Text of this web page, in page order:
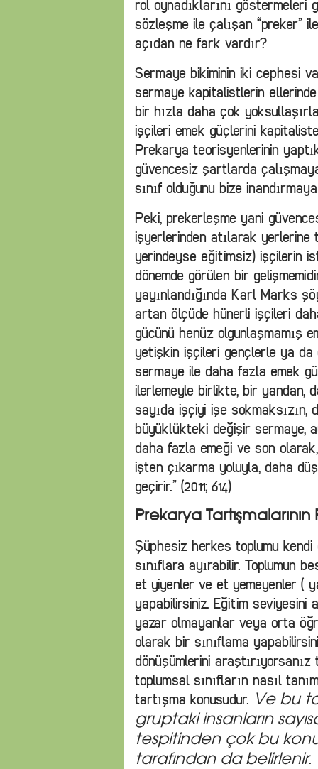
rol oynadıklarını
sözleşme ile çalışan “preker”
açıdan ne fark vardır?
Sermaye bikiminin iki cephesi
sermaye kapitalistlerin
bir hızla daha çok
işçileri emek güçlerini
Prekarya teorisyenlerinin
güvencesiz şartlarda
sınıf olduğunu bize
Peki, prekerleşme yani
işyerlerinden atılarak yerlerine
yerindeyse eğitimsiz) işçilerin
dönemde görülen bir
yayınlandığında Karl Marks
artan ölçüde hünerli işçileri
gücünü henüz olgunlaşmamış
yetişkin işçileri gençlerle ya
sermaye ile daha fazla emek
ilerlemeyle birlikte, bir yandan,
sayıda işçiyi işe sokmaksızın,
büyüklükteki değişir sermaye,
daha fazla emeği ve son
işten çıkarma yoluyla, daha
geçirir.” (2011; 614)
Prekarya Tartışmalarının
Şüphesiz herkes toplumu
sınıflara ayırabilir. Toplumun
et yiyenler ve et yemeyenler (
yapabilirsiniz. Eğitim
yazar olmayanlar veya orta
olarak bir sınıflama
dönüşümlerini araştırıyorsanız
toplumsal sınıfların nasıl
tartışma konusudur. Ve bu
gruptaki insanların
tespitinden çok bu
tarafından da belirlenir.